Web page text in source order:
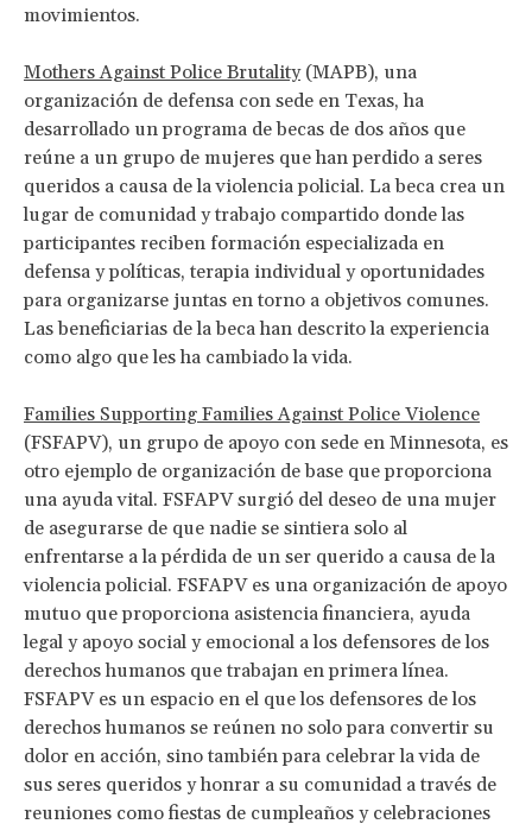
movimientos.
Mothers Against Police Brutality(MAPB), una
organización de defensa con sede en Texas, ha
desarrollado un programa de becas de dos años que
reúne a un grupo de mujeres que han perdido a seres
queridos a causa de la violencia policial. La beca crea un
lugar de comunidad y trabajo compartido donde las
participantes reciben formación especializada en
defensa y políticas, terapia individual y oportunidades
para organizarse juntas en torno a objetivos comunes.
Las beneficiarias de la beca han descrito la experiencia
como algo que les ha cambiado la vida.
Families Supporting Families Against Police Violence
(FSFAPV), un grupo de apoyo con sede en Minnesota, es
otro ejemplo de organización de base que proporciona
una ayuda vital. FSFAPV surgió del deseo de una mujer
de asegurarse de que nadie se sintiera solo al
enfrentarse a la pérdida de un ser querido a causa de la
violencia policial. FSFAPV es una organización de apoyo
mutuo que proporciona asistencia financiera, ayuda
legal y apoyo social y emocional a los defensores de los
derechos humanos que trabajan en primera línea.
FSFAPV es un espacio en el que los defensores de los
derechos humanos se reúnen no solo para convertir su
dolor en acción, sino también para celebrar la vida de
sus seres queridos y honrar a su comunidad a través de
reuniones como fiestas de cumpleaños y celebraciones